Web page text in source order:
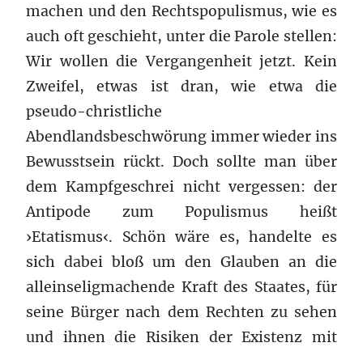
machen und den Recht­spop­ulis­mus, wie es
auch oft geschieht, unter die Parole stellen:
Wir wollen die Ver­gan­gen­heit jetzt. Kein
Zweifel, etwas ist dran, wie etwa die
pseudo-christliche
Abendlandsbeschwörung immer wieder ins
Bewusstsein rückt. Doch sollte man über
dem Kampfgeschrei nicht vergessen: der
Antipode zum Pop­ulis­mus heißt
›Etatismus‹. Schön wäre es, han­delte es
sich dabei bloß um den Glauben an die
allein­selig­machende Kraft des Staates, für
seine Bürger nach dem Rechten zu sehen
und ihnen die Risiken der Exis­tenz mit